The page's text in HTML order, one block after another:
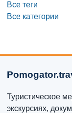
Все теги
Все категории
Туристическое
экскурсиях,